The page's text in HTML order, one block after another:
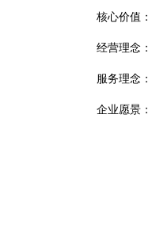
核心价值
经营理念
服务理念
企业愿景